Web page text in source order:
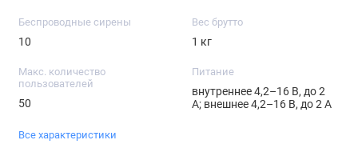
Беспроводные сирены
10
Вес брутто
1 кг
Макс. количество
пользователей
50
Питание
внутреннее 4,2–16 В, до 2
А; внешнее 4,2–16 В, до 2 А
Все характеристики